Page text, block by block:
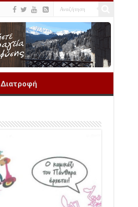
Διατροφή